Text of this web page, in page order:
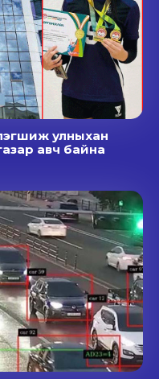
улныхан
авч байна